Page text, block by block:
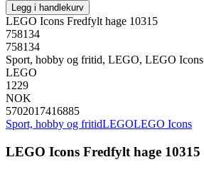
Legg i handlekurv
LEGO Icons Fredfylt hage 10315
758134
758134
Sport, hobby og fritid, LEGO, LEGO Icons
LEGO
1229
NOK
5702017416885
Sport, hobby og fritidLEGOLEGO Icons
LEGO Icons Fredfylt hage 10315